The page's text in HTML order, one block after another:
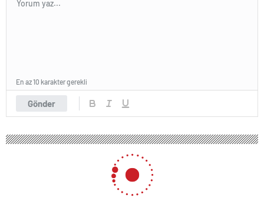
Gönder
En az 10 karakter gerekli